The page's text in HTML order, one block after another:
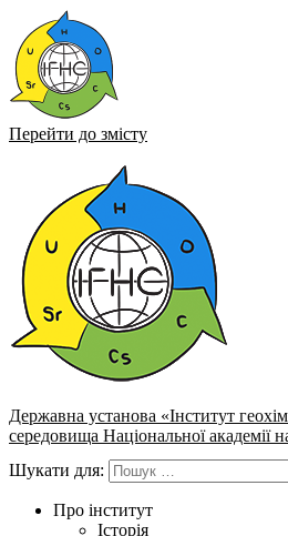
Перейти до змісту
Державна установа «Інститут
середовища Національної академії
Шукати для:
Про інститут
Історія